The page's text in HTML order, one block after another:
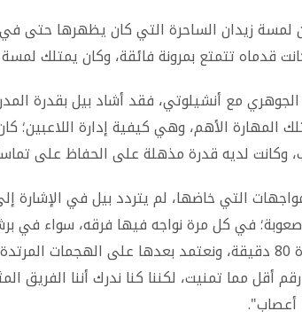
زيدان الساحرة التي كان يظهرها حتى في
قدماه تتمتع بمرونة فائقة، وكان يمتلك
مع أنشيلوتي، فقد أشاد بيل بقدرة
المهارة الأهم، وهي كيفية إدارة اللاعبين؛
وكانت لديه قدرة مذهلة على الحفاظ على
التي خاضها، لم يتردد بيل في الإشارة
في كل مرة نواجه فيها فرقه، سواء في
غير مرئي لمدة 80 دقيقة، ونعتمد بعدها على
أقل مما تمنيت، لكننا كنا ندرك أننا الفريق